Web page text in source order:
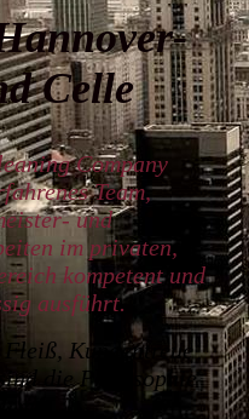
Celle
Company
Team,
und
im privaten,
kompetent und
ausführt.
Kundentreue
die Philosophie